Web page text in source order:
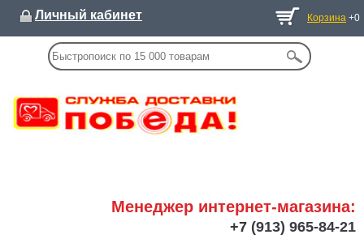
Личный кабинет Корзина +0
Менеджер интернет-магазина:
+7 (913) 965-84-21